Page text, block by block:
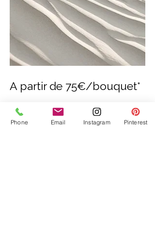
A partir de 75€/bouquet*
*Prix HT / TVA 10%
Phone Email Instagram Pinterest